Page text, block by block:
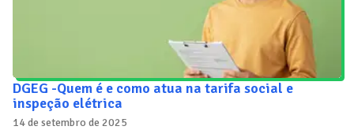
DGEG -Quem é e como atua na tarifa social e
inspeção elétrica
14 de setembro de 2025